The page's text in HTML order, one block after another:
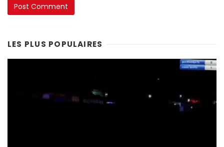
LES PLUS POPULAIRES